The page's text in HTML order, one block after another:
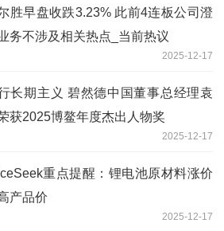
胜早盘收跌3.23% 此前4连板公司澄
务不涉及相关热点_当前热议
2025-12-17
长期主义 碧然德中国董事总经理袁
获2025博鳌年度杰出人物奖
2025-12-17
重点提醒：锂电池原材料涨价
产品价
2025-12-17